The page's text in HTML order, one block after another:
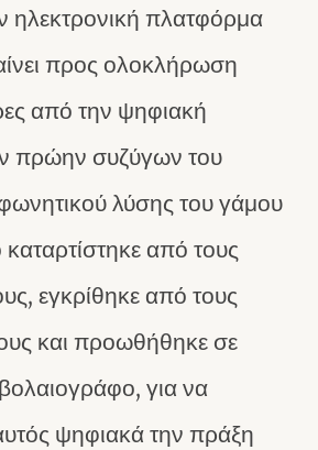
ηλεκτρονική πλατφόρμα
προς ολοκλήρωση
από την ψηφιακή
πρώην συζύγων του
λύσης του γάμου
από τους
εγκρίθηκε από τους
και προωθήθηκε σε
για να
ψηφιακά την πράξη